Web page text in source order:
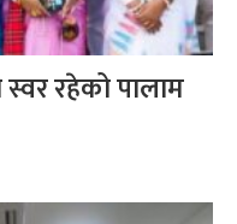
स्वर रहेको पालाम